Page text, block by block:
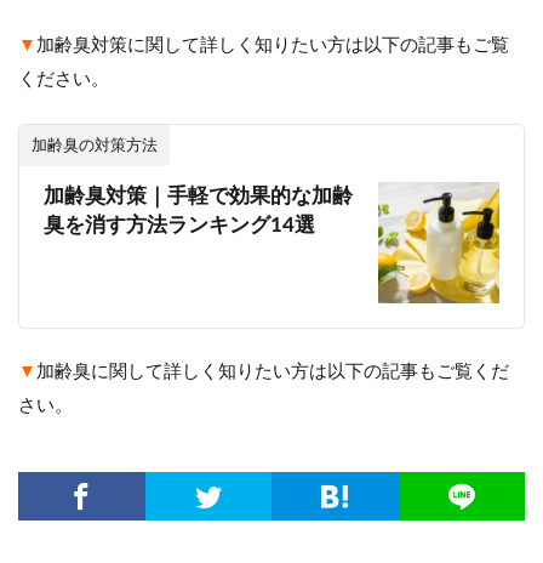
▼ 加齢臭対策に関して詳しく知りたい方は以下の記事もご覧
ください。
加齢臭の対策方法
加齢臭対策｜手軽で効果的な加齢
臭を消す方法ランキング14選
▼ 加齢臭に関して詳しく知りたい方は以下の記事もご覧くだ
さい。